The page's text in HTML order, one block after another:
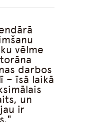
vēlme
darbos
– īsā laikā
un
ir